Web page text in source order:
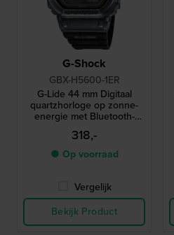
G-Shock
GBX-H5600-1ER
G-Lide 44 mm Digitaal
quartzhorloge op zonne-
energie met Bluetooth-
verbinding en MIP-display
318,-
● Op voorraad
Vergelijk
Bekijk Product